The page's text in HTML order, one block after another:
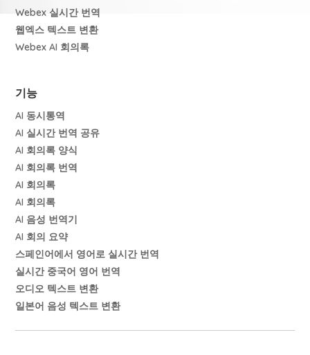
Webex 실시간 번역
웹엑스 텍스트 변환
Webex AI 회의록
기능
AI 동시통역
AI 실시간 번역 공유
AI 회의록 양식
AI 회의록 번역
AI 회의록
AI 회의록
AI 음성 번역기
AI 회의 요약
스페인어에서 영어로 실시간 번역
실시간 중국어 영어 번역
오디오 텍스트 변환
일본어 음성 텍스트 변환